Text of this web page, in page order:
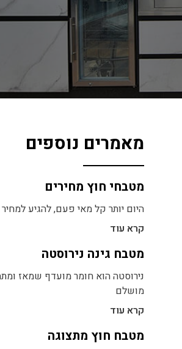
מאמרים נוספים
מטבחי חוץ מחירים
היום יותר קל מאי פעם, להגיע
קרא עוד
מטבח גינה נירוסטה
נירוסטה הוא חומר מועדף שמאז
מושלם
קרא עוד
מטבח חוץ מתצוגה